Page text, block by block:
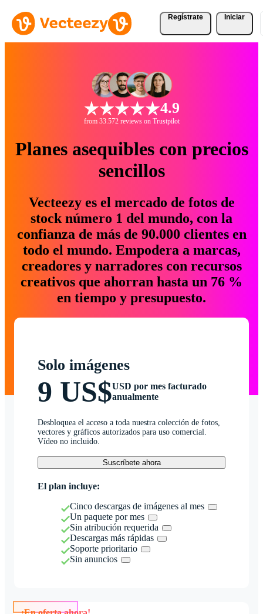
Regístrate Iniciar
4.9
from 33.572 reviews on Trustpilot
Planes asequibles con precios
sencillos
Vecteezy es el mercado de fotos de
stock número 1 del mundo, con la
confianza de más de 90.000 clientes en
todo el mundo. Empodera a marcas,
creadores y narradores con recursos
creativos que ahorran hasta un 76 %
en tiempo y presupuesto.
Solo imágenes
9 US$USD por mes facturado
anualmente
Desbloquea el acceso a toda nuestra colección de fotos,
vectores y gráficos autorizados para uso comercial.
Vídeo no incluido.
Suscríbete ahora
El plan incluye:
Cinco descargas de imágenes al mes
Un paquete por mes
Sin atribución requerida
Descargas más rápidas
Soporte prioritario
Sin anuncios